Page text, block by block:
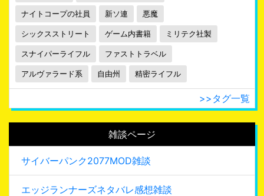
ナイトコープの社員 新ソ連 悪魔
シックスストリート ゲーム内書籍 ミリテク社製
スナイパーライフル ファストトラベル
アルヴァラード系 自由州 精密ライフル
>>タグ一覧
雑談ページ
サイバーパンク2077MOD雑談
エッジランナーズネタバレ感想雑談